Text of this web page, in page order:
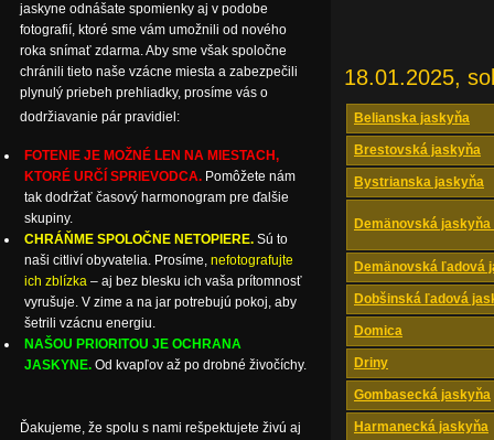
18.01.2025,
Belianska jaskyňa
Brestovská jaskyňa
Bystrianska jaskyňa
Demänovská
Demänovská ľadová
Dobšinská ľadová
Domica
Driny
Gombasecká jaskyňa
Harmanecká jaskyňa
jaskyne odnášate spomienky aj v podobe
fotografií, ktoré sme vám umožnili od nového
roka snímať zdarma. Aby sme však spoločne
chránili tieto naše vzácne miesta a zabezpečili
plynulý priebeh prehliadky, prosíme vás o
dodržiavanie pár pravidiel:
FOTENIE JE MOŽNÉ LEN NA MIESTACH,
KTORÉ URČÍ SPRIEVODCA. Pomôžete nám
tak dodržať časový harmonogram pre ďalšie
skupiny.
CHRÁŇME SPOLOČNE NETOPIERE. Sú to
naši citliví obyvatelia. Prosíme, nefotografujte
ich zblízka – aj bez blesku ich vaša prítomnosť
vyrušuje. V zime a na jar potrebujú pokoj, aby
šetrili vzácnu energiu.
NAŠOU PRIORITOU JE OCHRANA
JASKYNE. Od kvapľov až po drobné živočíchy.
Ďakujeme, že spolu s nami rešpektujete živú aj